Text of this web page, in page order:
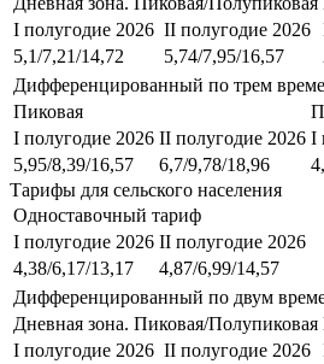
I полугодие 2026 II полугодие 2026
5,1/7,21/14,72
5,74/7,95/16,57
Дифференцированный по трем
Пиковая
I полугодие 2026 II полугодие 2026 I
5,95/8,39/16,57
6,7/9,78/18,96
Тарифы для сельского населения
Одноставочный тариф
I полугодие 2026 II полугодие 2026
4,38/6,17/13,17
4,87/6,99/14,57
Дифференцированный по двум
Дневная зона. Пиковая/Полупиковая
I полугодие 2026 II полугодие 2026